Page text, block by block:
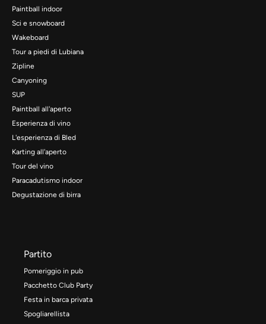
Paintball indoor
Sci e snowboard
Wakeboard
Tour a piedi di Lubiana
Zipline
Canyoning
SUP
Paintball all'aperto
Esperienza di vino
L'esperienza di Bled
Karting all'aperto
Tour del vino
Paracadutismo indoor
Degustazione di birra
Partito
Pomeriggio in pub
Pacchetto Club Party
Festa in barca privata
Spogliarellista